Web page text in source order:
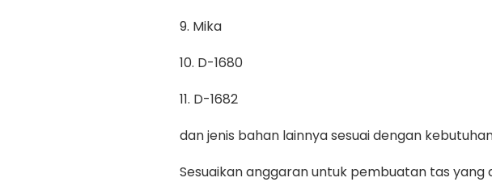
9. Mika
10. D-1680
11. D-1682
dan jenis bahan lainnya sesuai dengan
Sesuaikan anggaran untuk pembuatan tas yang